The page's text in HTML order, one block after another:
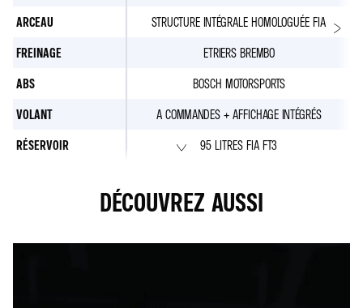
ARCEAU
STRUCTURE INTÉGRALE HOMOLOGUÉE FIA
FREINAGE
ETRIERS BREMBO
ABS
BOSCH MOTORSPORTS
VOLANT
A COMMANDES + AFFICHAGE INTÉGRÉS
RÉSERVOIR
95 LITRES FIA FT3
DÉCOUVREZ AUSSI